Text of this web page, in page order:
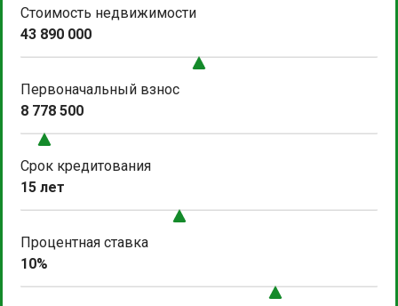
Стоимость недвижимости
43 890 000
Первоначальный взнос
8 778 500
Срок кредитования
15 лет
Процентная ставка
10%